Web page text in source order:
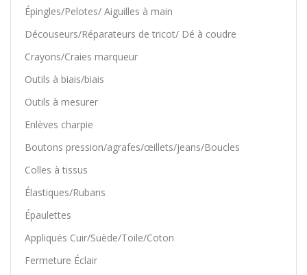
Épingles/Pelotes/ Aiguilles à main
Découseurs/Réparateurs de tricot/ Dé à coudre
Crayons/Craies marqueur
Outils à biais/biais
Outils à mesurer
Enlèves charpie
Boutons pression/agrafes/œillets/jeans/Boucles
Colles à tissus
Élastiques/Rubans
Épaulettes
Appliqués Cuir/Suède/Toile/Coton
Fermeture Éclair